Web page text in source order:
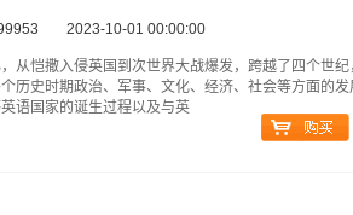
2023-10-01 00:00:00
从恺撒入侵英国到次世界大战爆发，跨越了四个世纪
历史时期政治、军事、文化、经济、社会等方面的
语国家的诞生过程以及与英